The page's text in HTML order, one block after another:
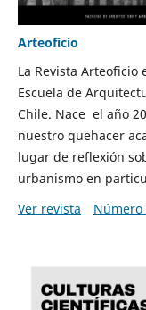
Arteoficio
La Revista
Escuela de
Chile. Nace el año
nuestro quehacer
lugar de reflexión
urbanismo en
Ver revista
Número